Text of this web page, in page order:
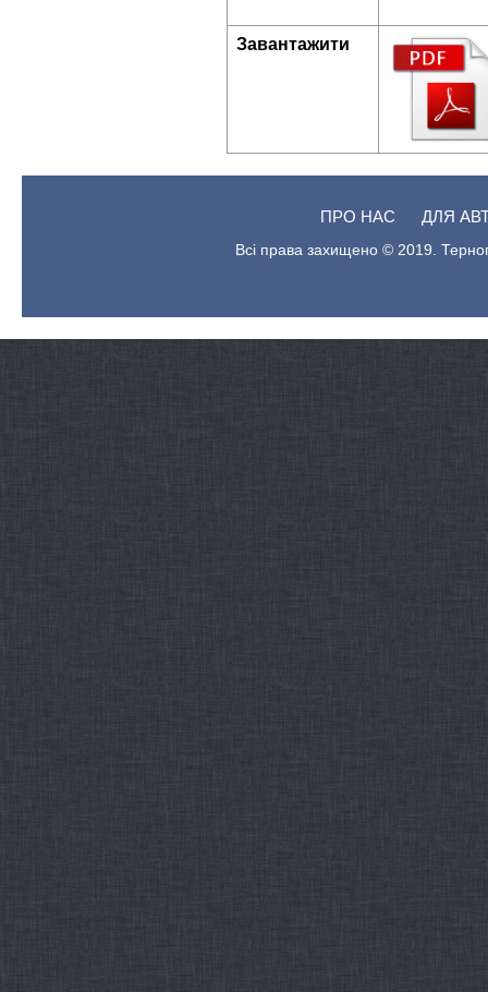
Завантажити
ПРО НАС ДЛЯ
Всі права захищено © 2019.